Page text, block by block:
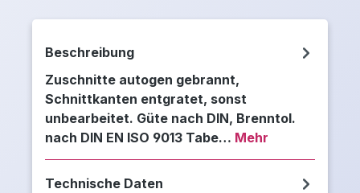
Beschreibung
Zuschnitte autogen gebrannt,
Schnittkanten entgratet, sonst
unbearbeitet. Güte nach DIN, Brenntol.
nach DIN EN ISO 9013 Tabe… Mehr
Technische Daten